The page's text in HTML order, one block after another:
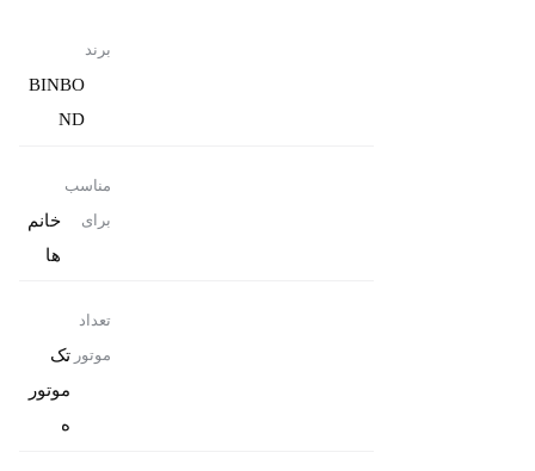
برند
BINBO
ND
مناسب
برای
خانم
ها
تعداد
موتور تک
موتور
ه